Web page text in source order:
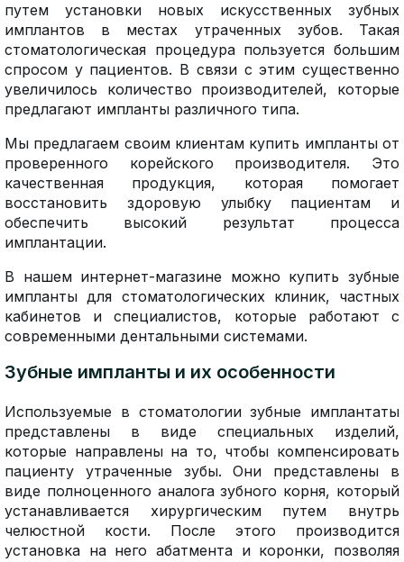
путем установки новых искусственных зубных
имплантов в местах утраченных зубов. Такая
стоматологическая процедура пользуется большим
спросом у пациентов. В связи с этим существенно
увеличилось количество производителей, которые
предлагают импланты различного типа.
Мы предлагаем своим клиентам купить импланты от
проверенного корейского производителя. Это
качественная продукция, которая помогает
восстановить здоровую улыбку пациентам и
обеспечить высокий результат процесса
имплантации.
В нашем интернет-магазине можно купить зубные
импланты для стоматологических клиник, частных
кабинетов и специалистов, которые работают с
современными дентальными системами.
Зубные импланты и их особенности
Используемые в стоматологии зубные имплантаты
представлены в виде специальных изделий,
которые направлены на то, чтобы компенсировать
пациенту утраченные зубы. Они представлены в
виде полноценного аналога зубного корня, который
устанавливается хирургическим путем внутрь
челюстной кости. После этого производится
установка на него абатмента и коронки, позволяя